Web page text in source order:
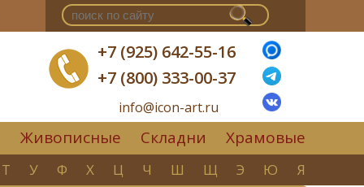
+7 (925) 642-55-16
+7 (800) 333-00-37
info@icon-art.ru
Живописные Складни Храмовые
Т У Ф Х Ц Ч Ш Щ Э Ю Я